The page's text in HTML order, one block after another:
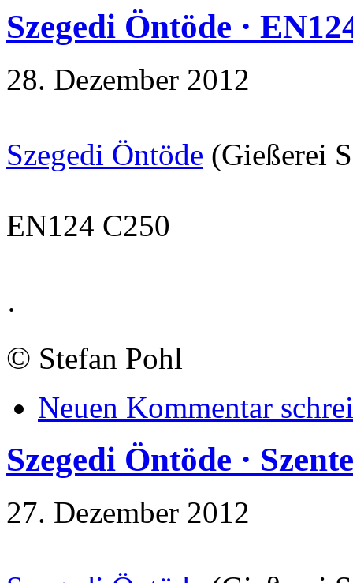
Szegedi Öntöde ·
28. Dezember 2012
Szegedi Öntöde (Gießerei
EN124 C250
·
© Stefan Pohl
Neuen Kommentar
Szegedi Öntöde ·
27. Dezember 2012